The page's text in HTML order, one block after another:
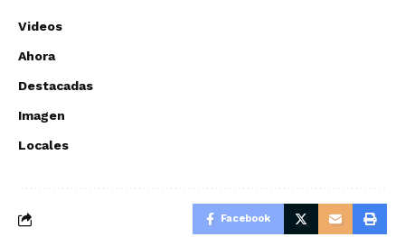
Videos
Ahora
Destacadas
Imagen
Locales
Facebook